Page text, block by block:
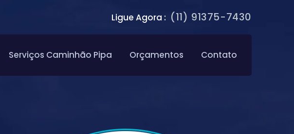
Ligue Agora : (11) 91375-7430
Serviços Caminhão Pipa Orçamentos Contato